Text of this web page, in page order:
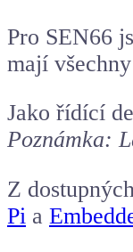
Pro SEN66
mají
Jako řídící
Poznámka:
Z
Pi a